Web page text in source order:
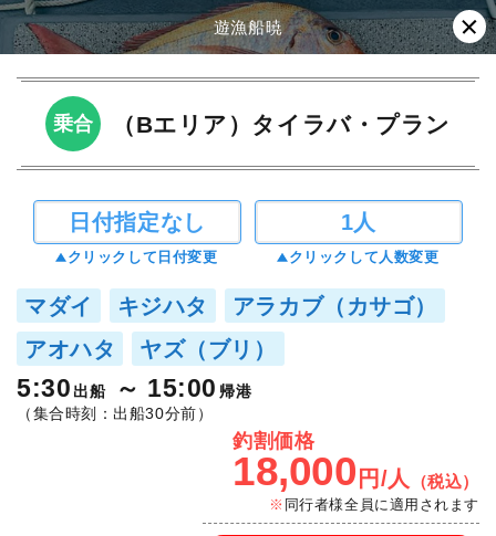
遊漁船暁
乗合 （Bエリア）タイラバ・プラン
日付指定なし
クリックして日付変更
1人
クリックして人数変更
マダイ キジハタ
アラカブ（カサゴ）
アオハタ
ヤズ（ブリ）
5:30 出船 15:00 帰港
（集合時刻：出船30分前）
釣割価格
18,000 円/人 （税込）
同行者様全員に適用されます